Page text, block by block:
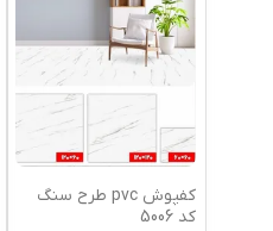
کفپوش pvc طرح سنگ
کد 5006